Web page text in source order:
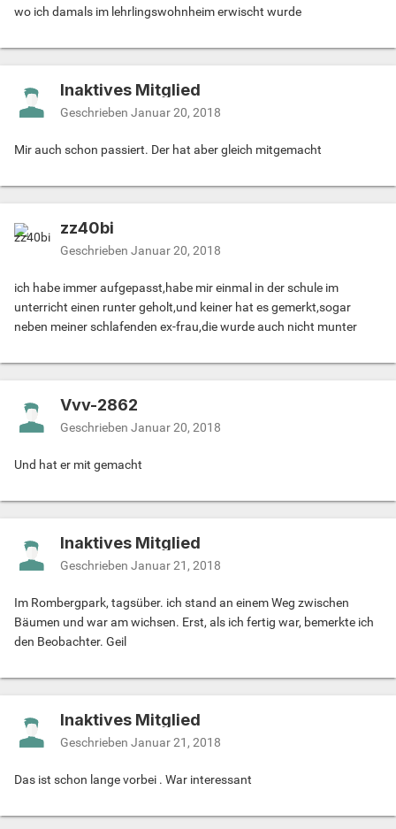
wo ich damals im lehrlingswohnheim erwischt wurde
Inaktives Mitglied
Geschrieben Januar 20, 2018
Mir auch schon passiert. Der hat aber gleich mitgemacht
zz40bi
Geschrieben Januar 20, 2018
ich habe immer aufgepasst,habe mir einmal in der schule im
unterricht einen runter geholt,und keiner hat es gemerkt,sogar
neben meiner schlafenden ex-frau,die wurde auch nicht munter
Vvv-2862
Geschrieben Januar 20, 2018
Und hat er mit gemacht
Inaktives Mitglied
Geschrieben Januar 21, 2018
Im Rombergpark, tagsüber. ich stand an einem Weg zwischen
Bäumen und war am wichsen. Erst, als ich fertig war, bemerkte ich
den Beobachter. Geil
Inaktives Mitglied
Geschrieben Januar 21, 2018
Das ist schon lange vorbei . War interessant